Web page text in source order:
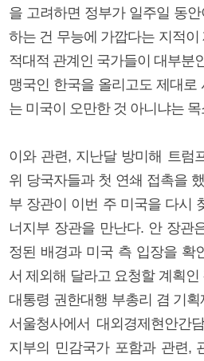
을 고려하면 정부가 일주일 동
하는 건 무능에 가깝다는 지적
적대적 관계인 국가들이 대부분
맹국인 한국을 올리고도 제대로
는 미국이 오만한 것 아니냐는
이와 관련, 지난달 방미해 트럼
위 당국자들과 첫 연쇄 접촉을
부 장관이 이번 주 미국을 다시
너지부 장관을 만난다. 안 장관
정된 배경과 미국 측 입장을 확
서 제외해 달라고 요청할 계획
대통령 권한대행 부총리 겸 기
서울청사에서 대외경제현안간
지부의 민감국가 포함과 관련,